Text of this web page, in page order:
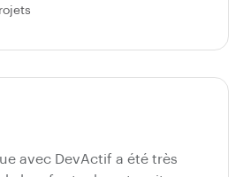
avec DevActif a été très